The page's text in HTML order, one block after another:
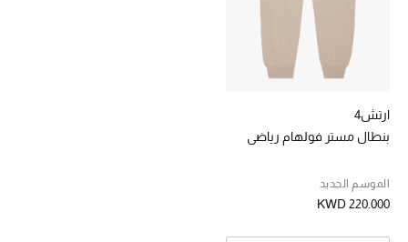
حصريًا عبر الإنترنت
جميع إصدارتنا النسائية
تشكيلة المناسبات للنساء
الملابس الرياضية النسائية
ارتش4
بنطال مستر فولهام رياضي
الموسم الجديد
KWD 220.000